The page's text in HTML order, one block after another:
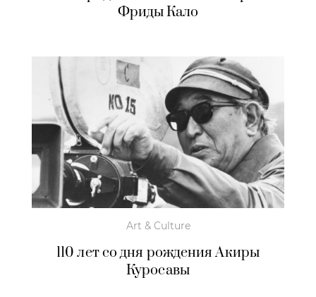
Фриды Кало
Art & Culture
110 лет со дня рождения Акиры
Куросавы